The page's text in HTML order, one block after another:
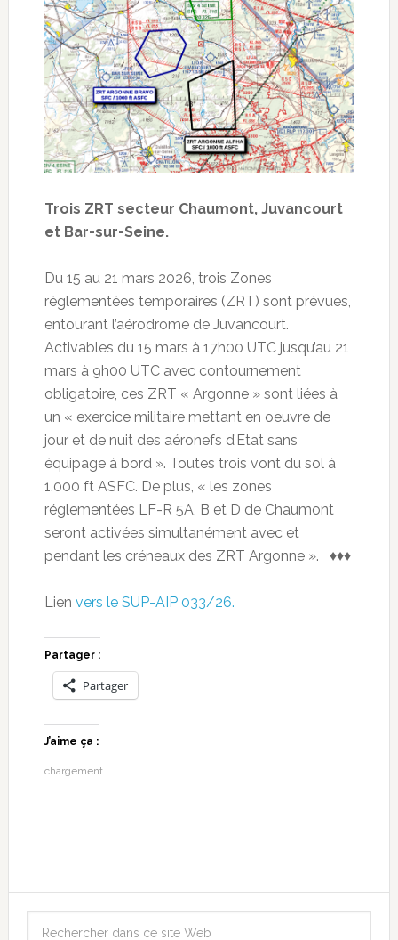
Trois ZRT secteur Chaumont, Juvancourt
et Bar-sur-Seine.
Du 15 au 21 mars 2026, trois Zones
réglementées temporaires (ZRT) sont prévues,
entourant l’aérodrome de Juvancourt.
Activables du 15 mars à 17h00 UTC jusqu’au 21
mars à 9h00 UTC avec contournement
obligatoire, ces ZRT « Argonne » sont liées à
un « exercice militaire mettant en oeuvre de
jour et de nuit des aéronefs d’Etat sans
équipage à bord ». Toutes trois vont du sol à
1.000 ft ASFC. De plus, « les zones
réglementées LF-R 5A, B et D de Chaumont
seront activées simultanément avec et
pendant les créneaux des ZRT Argonne ». ♦♦♦
Lien vers le SUP-AIP 033/26.
Partager :
Partager
J’aime ça :
chargement…